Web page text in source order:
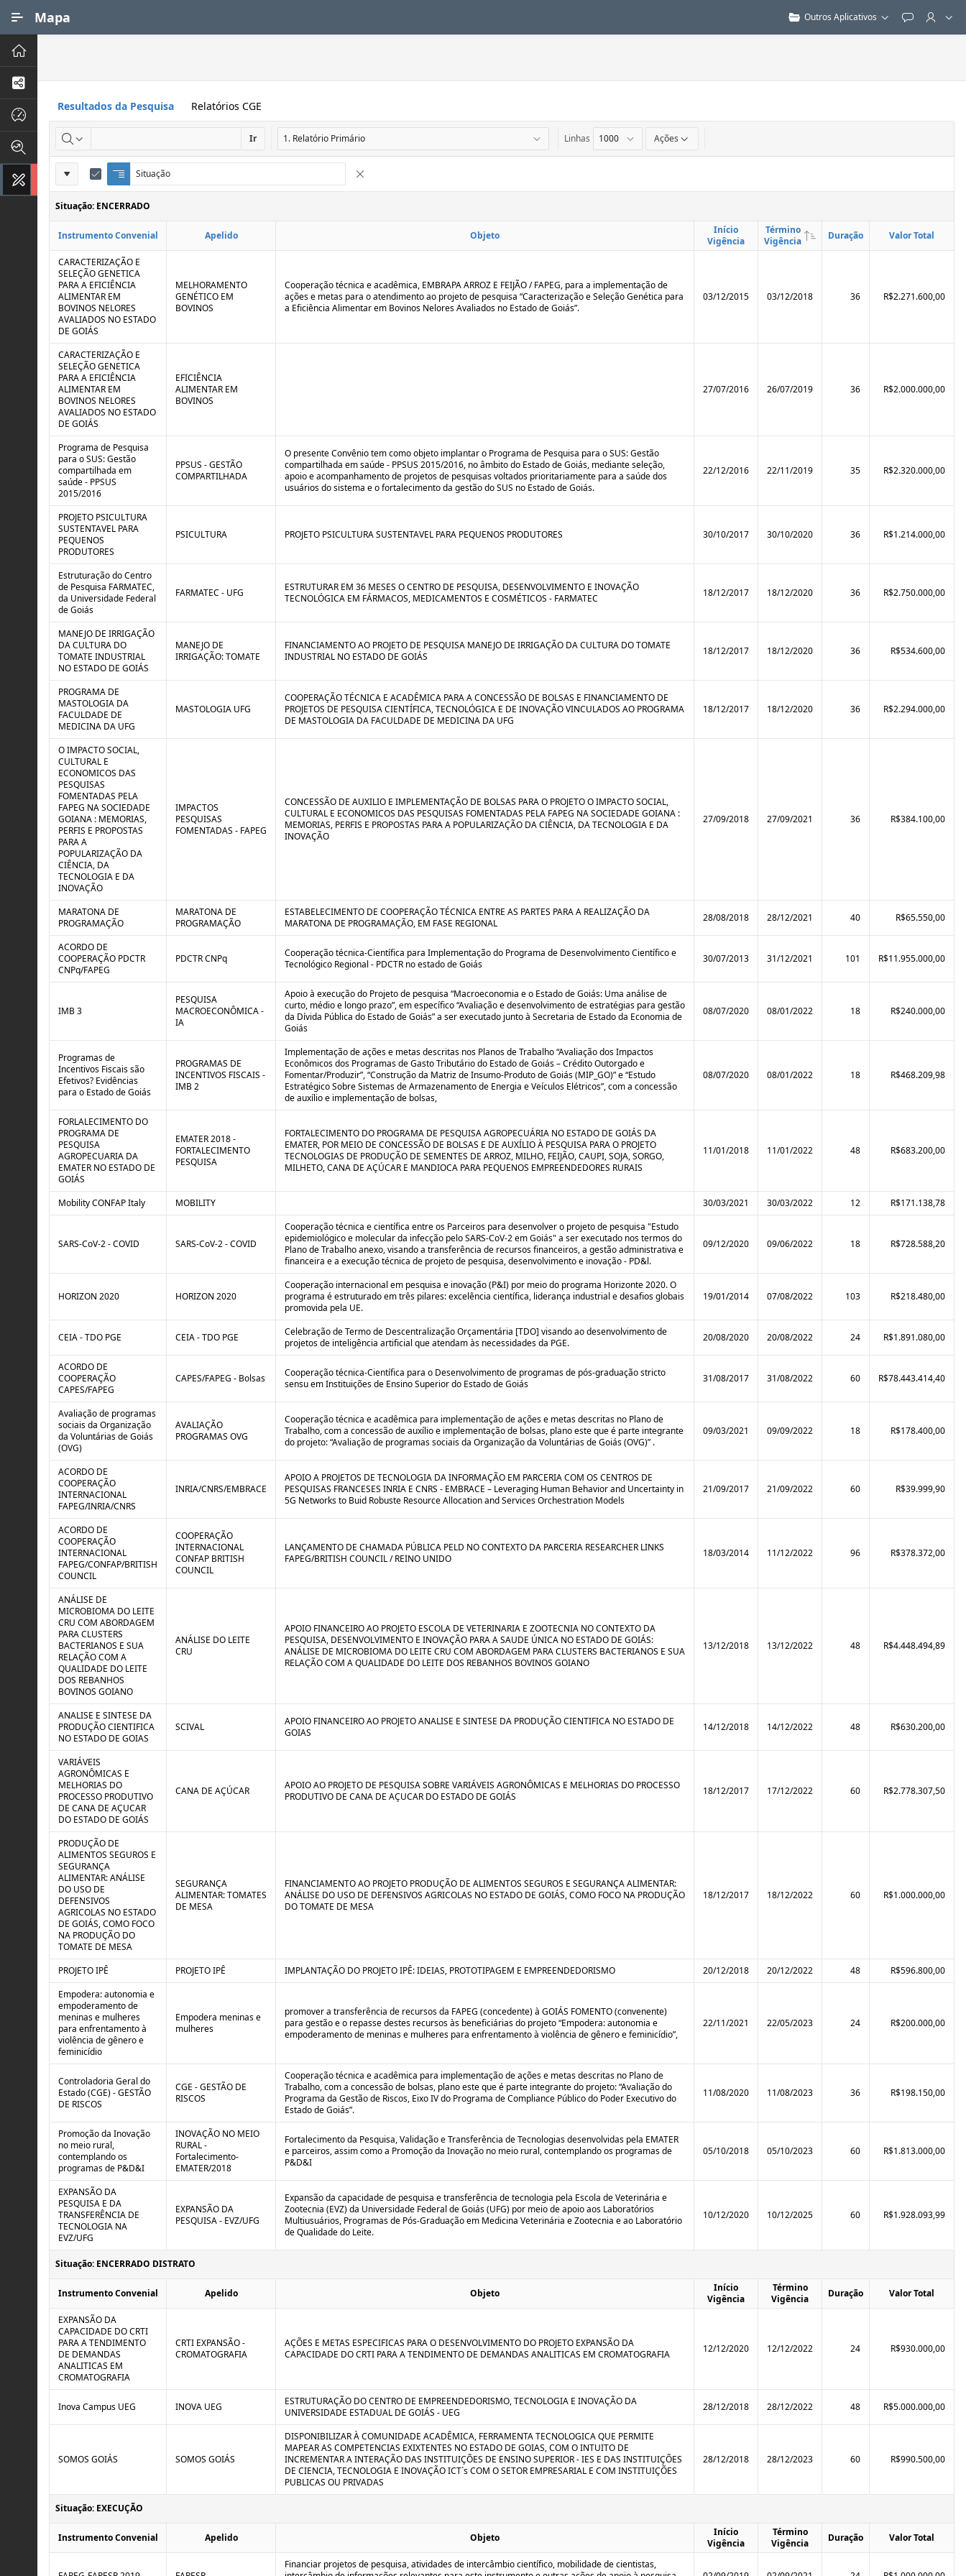
Mapa Outros Aplicativos Feedback
Processos de Negócios
Resultados da Pesquisa Relatórios CGE
Ir Linhas Ações
Definições
do
Relatório
Situação
Q
u
e
b
a
e
C
r
e
:
u
ã
o
E
d
i
t
r
o
n
l
e
a
Remover Interrupção de Controle
Situação: ENCERRADO
Instrumento Convenial Apelido Objeto
Início
Vigência
Término
Vigência
Duração Valor Total
CARACTERIZAÇÃO E
SELEÇÃO GENETICA
PARA A EFICIÊNCIA
ALIMENTAR EM
BOVINOS NELORES
AVALIADOS NO ESTADO
DE GOIÁS
MELHORAMENTO
GENÉTICO EM
BOVINOS
Cooperação técnica e acadêmica, EMBRAPA ARROZ E FEIJÃO / FAPEG, para a implementação de
ações e metas para o atendimento ao projeto de pesquisa “Caracterização e Seleção Genética para
a Eficiência Alimentar em Bovinos Nelores Avaliados no Estado de Goiás”.
03/12/2015 03/12/2018 36 R$2.271.600,00
CARACTERIZAÇÃO E
SELEÇÃO GENETICA
PARA A EFICIÊNCIA
ALIMENTAR EM
BOVINOS NELORES
AVALIADOS NO ESTADO
DE GOIÁS
EFICIÊNCIA
ALIMENTAR EM
BOVINOS
27/07/2016 26/07/2019 36 R$2.000.000,00
Programa de Pesquisa
para o SUS: Gestão
compartilhada em
saúde - PPSUS
2015/2016
PPSUS - GESTÃO
COMPARTILHADA
O presente Convênio tem como objeto implantar o Programa de Pesquisa para o SUS: Gestão
compartilhada em saúde - PPSUS 2015/2016, no âmbito do Estado de Goiás, mediante seleção,
apoio e acompanhamento de projetos de pesquisas voltados prioritariamente para a saúde dos
usuários do sistema e o fortalecimento da gestão do SUS no Estado de Goiás.
22/12/2016 22/11/2019 35 R$2.320.000,00
PROJETO PSICULTURA
SUSTENTAVEL PARA
PEQUENOS
PRODUTORES
PSICULTURA PROJETO PSICULTURA SUSTENTAVEL PARA PEQUENOS PRODUTORES 30/10/2017 30/10/2020 36 R$1.214.000,00
Estruturação do Centro
de Pesquisa FARMATEC,
da Universidade Federal
de Goiás
FARMATEC - UFG
ESTRUTURAR EM 36 MESES O CENTRO DE PESQUISA, DESENVOLVIMENTO E INOVAÇÃO
TECNOLÓGICA EM FÁRMACOS, MEDICAMENTOS E COSMÉTICOS - FARMATEC
18/12/2017 18/12/2020 36 R$2.750.000,00
MANEJO DE IRRIGAÇÃO
DA CULTURA DO
TOMATE INDUSTRIAL
NO ESTADO DE GOIÁS
MANEJO DE
IRRIGAÇÃO: TOMATE
FINANCIAMENTO AO PROJETO DE PESQUISA MANEJO DE IRRIGAÇÃO DA CULTURA DO TOMATE
INDUSTRIAL NO ESTADO DE GOIÁS
18/12/2017 18/12/2020 36 R$534.600,00
PROGRAMA DE
MASTOLOGIA DA
FACULDADE DE
MEDICINA DA UFG
MASTOLOGIA UFG
COOPERAÇÃO TÉCNICA E ACADÊMICA PARA A CONCESSÃO DE BOLSAS E FINANCIAMENTO DE
PROJETOS DE PESQUISA CIENTÍFICA, TECNOLÓGICA E DE INOVAÇÃO VINCULADOS AO PROGRAMA
DE MASTOLOGIA DA FACULDADE DE MEDICINA DA UFG
18/12/2017 18/12/2020 36 R$2.294.000,00
O IMPACTO SOCIAL,
CULTURAL E
ECONOMICOS DAS
PESQUISAS
FOMENTADAS PELA
FAPEG NA SOCIEDADE
GOIANA : MEMORIAS,
PERFIS E PROPOSTAS
PARA A
POPULARIZAÇÃO DA
CIÊNCIA, DA
TECNOLOGIA E DA
INOVAÇÃO
IMPACTOS
PESQUISAS
FOMENTADAS - FAPEG
CONCESSÃO DE AUXILIO E IMPLEMENTAÇÃO DE BOLSAS PARA O PROJETO O IMPACTO SOCIAL,
CULTURAL E ECONOMICOS DAS PESQUISAS FOMENTADAS PELA FAPEG NA SOCIEDADE GOIANA :
MEMORIAS, PERFIS E PROPOSTAS PARA A POPULARIZAÇÃO DA CIÊNCIA, DA TECNOLOGIA E DA
INOVAÇÃO
27/09/2018 27/09/2021 36 R$384.100,00
MARATONA DE
PROGRAMAÇÃO
MARATONA DE
PROGRAMAÇÃO
ESTABELECIMENTO DE COOPERAÇÃO TÉCNICA ENTRE AS PARTES PARA A REALIZAÇÃO DA
MARATONA DE PROGRAMAÇÃO, EM FASE REGIONAL
28/08/2018 28/12/2021 40 R$65.550,00
ACORDO DE
COOPERAÇÃO PDCTR
CNPq/FAPEG
PDCTR CNPq
Cooperação técnica-Científica para Implementação do Programa de Desenvolvimento Científico e
Tecnológico Regional - PDCTR no estado de Goiás
30/07/2013 31/12/2021 101 R$11.955.000,00
IMB 3
PESQUISA
MACROECONÔMICA -
IA
Apoio à execução do Projeto de pesquisa “Macroeconomia e o Estado de Goiás: Uma análise de
curto, médio e longo prazo”, em específico “Avaliação e desenvolvimento de estratégias para gestão
da Dívida Pública do Estado de Goiás” a ser executado junto à Secretaria de Estado da Economia de
Goiás
08/07/2020 08/01/2022 18 R$240.000,00
Programas de
Incentivos Fiscais são
Efetivos? Evidências
para o Estado de Goiás
PROGRAMAS DE
INCENTIVOS FISCAIS -
IMB 2
Implementação de ações e metas descritas nos Planos de Trabalho “Avaliação dos Impactos
Econômicos dos Programas de Gasto Tributário do Estado de Goiás – Crédito Outorgado e
Fomentar/Produzir”, “Construção da Matriz de Insumo-Produto de Goiás (MIP_GO)” e “Estudo
Estratégico Sobre Sistemas de Armazenamento de Energia e Veículos Elétricos”, com a concessão
de auxílio e implementação de bolsas,
08/07/2020 08/01/2022 18 R$468.209,98
FORLALECIMENTO DO
PROGRAMA DE
PESQUISA
AGROPECUARIA DA
EMATER NO ESTADO DE
GOIÁS
EMATER 2018 -
FORTALECIMENTO
PESQUISA
FORTALECIMENTO DO PROGRAMA DE PESQUISA AGROPECUÁRIA NO ESTADO DE GOIÁS DA
EMATER, POR MEIO DE CONCESSÃO DE BOLSAS E DE AUXÍLIO À PESQUISA PARA O PROJETO
TECNOLOGIAS DE PRODUÇÃO DE SEMENTES DE ARROZ, MILHO, FEIJÃO, CAUPI, SOJA, SORGO,
MILHETO, CANA DE AÇÚCAR E MANDIOCA PARA PEQUENOS EMPREENDEDORES RURAIS
11/01/2018 11/01/2022 48 R$683.200,00
Mobility CONFAP Italy MOBILITY 30/03/2021 30/03/2022 12 R$171.138,78
SARS-CoV-2 - COVID SARS-CoV-2 - COVID
Cooperação técnica e científica entre os Parceiros para desenvolver o projeto de pesquisa "Estudo
epidemiológico e molecular da infecção pelo SARS-CoV-2 em Goiás" a ser executado nos termos do
Plano de Trabalho anexo, visando a transferência de recursos financeiros, a gestão administrativa e
financeira e a execução técnica de projeto de pesquisa, desenvolvimento e inovação - PD&l.
09/12/2020 09/06/2022 18 R$728.588,20
HORIZON 2020 HORIZON 2020
Cooperação internacional em pesquisa e inovação (P&I) por meio do programa Horizonte 2020. O
programa é estruturado em três pilares: excelência científica, liderança industrial e desafios globais
promovida pela UE.
19/01/2014 07/08/2022 103 R$218.480,00
CEIA - TDO PGE CEIA - TDO PGE
Celebração de Termo de Descentralização Orçamentária [TDO] visando ao desenvolvimento de
projetos de inteligência artificial que atendam às necessidades da PGE.
20/08/2020 20/08/2022 24 R$1.891.080,00
ACORDO DE
COOPERAÇÃO
CAPES/FAPEG
CAPES/FAPEG - Bolsas
Cooperação técnica-Científica para o Desenvolvimento de programas de pós-graduação stricto
sensu em Instituições de Ensino Superior do Estado de Goiás
31/08/2017 31/08/2022 60 R$78.443.414,40
Avaliação de programas
sociais da Organização
da Voluntárias de Goiás
(OVG)
AVALIAÇÃO
PROGRAMAS OVG
Cooperação técnica e acadêmica para implementação de ações e metas descritas no Plano de
Trabalho, com a concessão de auxílio e implementação de bolsas, plano este que é parte integrante
do projeto: “Avaliação de programas sociais da Organização da Voluntárias de Goiás (OVG)” .
09/03/2021 09/09/2022 18 R$178.400,00
ACORDO DE
COOPERAÇÃO
INTERNACIONAL
FAPEG/INRIA/CNRS
INRIA/CNRS/EMBRACE
APOIO A PROJETOS DE TECNOLOGIA DA INFORMAÇÃO EM PARCERIA COM OS CENTROS DE
PESQUISAS FRANCESES INRIA E CNRS - EMBRACE – Leveraging Human Behavior and Uncertainty in
5G Networks to Buid Robuste Resource Allocation and Services Orchestration Models
21/09/2017 21/09/2022 60 R$39.999,90
ACORDO DE
COOPERAÇÃO
INTERNACIONAL
FAPEG/CONFAP/BRITISH
COUNCIL
COOPERAÇÃO
INTERNACIONAL
CONFAP BRITISH
COUNCIL
LANÇAMENTO DE CHAMADA PÚBLICA PELD NO CONTEXTO DA PARCERIA RESEARCHER LINKS
FAPEG/BRITISH COUNCIL / REINO UNIDO
18/03/2014 11/12/2022 96 R$378.372,00
ANÁLISE DE
MICROBIOMA DO LEITE
CRU COM ABORDAGEM
PARA CLUSTERS
BACTERIANOS E SUA
RELAÇÃO COM A
QUALIDADE DO LEITE
DOS REBANHOS
BOVINOS GOIANO
ANÁLISE DO LEITE
CRU
APOIO FINANCEIRO AO PROJETO ESCOLA DE VETERINARIA E ZOOTECNIA NO CONTEXTO DA
PESQUISA, DESENVOLVIMENTO E INOVAÇÃO PARA A SAUDE ÚNICA NO ESTADO DE GOIÁS:
ANÁLISE DE MICROBIOMA DO LEITE CRU COM ABORDAGEM PARA CLUSTERS BACTERIANOS E SUA
RELAÇÃO COM A QUALIDADE DO LEITE DOS REBANHOS BOVINOS GOIANO
13/12/2018 13/12/2022 48 R$4.448.494,89
ANALISE E SINTESE DA
PRODUÇÃO CIENTIFICA
NO ESTADO DE GOIAS
SCIVAL
APOIO FINANCEIRO AO PROJETO ANALISE E SINTESE DA PRODUÇÃO CIENTIFICA NO ESTADO DE
GOIAS
14/12/2018 14/12/2022 48 R$630.200,00
VARIÁVEIS
AGRONÔMICAS E
MELHORIAS DO
PROCESSO PRODUTIVO
DE CANA DE AÇUCAR
DO ESTADO DE GOIÁS
CANA DE AÇÚCAR
APOIO AO PROJETO DE PESQUISA SOBRE VARIÁVEIS AGRONÔMICAS E MELHORIAS DO PROCESSO
PRODUTIVO DE CANA DE AÇUCAR DO ESTADO DE GOIÁS
18/12/2017 17/12/2022 60 R$2.778.307,50
PRODUÇÃO DE
ALIMENTOS SEGUROS E
SEGURANÇA
ALIMENTAR: ANÁLISE
DO USO DE
DEFENSIVOS
AGRICOLAS NO ESTADO
DE GOIÁS, COMO FOCO
NA PRODUÇÃO DO
TOMATE DE MESA
SEGURANÇA
ALIMENTAR: TOMATES
DE MESA
FINANCIAMENTO AO PROJETO PRODUÇÃO DE ALIMENTOS SEGUROS E SEGURANÇA ALIMENTAR:
ANÁLISE DO USO DE DEFENSIVOS AGRICOLAS NO ESTADO DE GOIÁS, COMO FOCO NA PRODUÇÃO
DO TOMATE DE MESA
18/12/2017 18/12/2022 60 R$1.000.000,00
PROJETO IPÊ PROJETO IPÊ IMPLANTAÇÃO DO PROJETO IPÊ: IDEIAS, PROTOTIPAGEM E EMPREENDEDORISMO 20/12/2018 20/12/2022 48
R$596.800,00
Empodera: autonomia e
empoderamento de
meninas e mulheres
para enfrentamento à
violência de gênero e
feminicídio
Empodera meninas e
mulheres
promover a transferência de recursos da FAPEG (concedente) à GOIÁS FOMENTO (convenente)
para gestão e o repasse destes recursos às beneficiárias do projeto “Empodera: autonomia e
empoderamento de meninas e mulheres para enfrentamento à violência de gênero e feminicídio”,
22/11/2021 22/05/2023 24 R$200.000,00
Controladoria Geral do
Estado (CGE) - GESTÃO
DE RISCOS
CGE - GESTÃO DE
RISCOS
Cooperação técnica e acadêmica para implementação de ações e metas descritas no Plano de
Trabalho, com a concessão de bolsas, plano este que é parte integrante do projeto: “Avaliação do
Programa da Gestão de Riscos, Eixo IV do Programa de Compliance Público do Poder Executivo do
Estado de Goiás”.
11/08/2020 11/08/2023 36 R$198.150,00
Promoção da Inovação
no meio rural,
contemplando os
programas de P&D&I
INOVAÇÃO NO MEIO
RURAL -
Fortalecimento-
EMATER/2018
Fortalecimento da Pesquisa, Validação e Transferência de Tecnologias desenvolvidas pela EMATER
e parceiros, assim como a Promoção da Inovação no meio rural, contemplando os programas de
P&D&I
05/10/2018 05/10/2023 60 R$1.813.000,00
EXPANSÃO DA
PESQUISA E DA
TRANSFERÊNCIA DE
TECNOLOGIA NA
EVZ/UFG
EXPANSÃO DA
PESQUISA - EVZ/UFG
Expansão da capacidade de pesquisa e transferência de tecnologia pela Escola de Veterinária e
Zootecnia (EVZ) da Universidade Federal de Goiás (UFG) por meio de apoio aos Laboratórios
Multiusuários, Programas de Pós-Graduação em Medicina Veterinária e Zootecnia e ao Laboratório
de Qualidade do Leite.
10/12/2020 10/12/2025 60 R$1.928.093,99
Situação: ENCERRADO DISTRATO
Instrumento Convenial Apelido Objeto
Início
Vigência
Término
Vigência
Duração Valor Total
EXPANSÃO DA
CAPACIDADE DO CRTI
PARA A TENDIMENTO
DE DEMANDAS
ANALITICAS EM
CROMATOGRAFIA
CRTI EXPANSÃO -
CROMATOGRAFIA
AÇÕES E METAS ESPECIFICAS PARA O DESENVOLVIMENTO DO PROJETO EXPANSÃO DA
CAPACIDADE DO CRTI PARA A TENDIMENTO DE DEMANDAS ANALITICAS EM CROMATOGRAFIA
12/12/2020 12/12/2022 24 R$930.000,00
Inova Campus UEG INOVA UEG
ESTRUTURAÇÃO DO CENTRO DE EMPREENDEDORISMO, TECNOLOGIA E INOVAÇÃO DA
UNIVERSIDADE ESTADUAL DE GOIÁS - UEG
28/12/2018 28/12/2022 48 R$5.000.000,00
SOMOS GOIÁS SOMOS GOIÁS
DISPONIBILIZAR À COMUNIDADE ACADÊMICA, FERRAMENTA TECNOLOGICA QUE PERMITE
MAPEAR AS COMPETENCIAS EXIXTENTES NO ESTADO DE GOIAS, COM O INTUITO DE
INCREMENTAR A INTERAÇÃO DAS INSTITUIÇÕES DE ENSINO SUPERIOR - IES E DAS INSTITUIÇÕES
DE CIENCIA, TECNOLOGIA E INOVAÇÃO ICT`s COM O SETOR EMPRESARIAL E COM INSTITUIÇÕES
PUBLICAS OU PRIVADAS
28/12/2018 28/12/2023 60 R$990.500,00
Situação: EXECUÇÃO
Instrumento Convenial Apelido Objeto
Início
Vigência
Término
Vigência
Duração Valor Total
Financiar projetos de pesquisa, atividades de intercâmbio científico, mobilidade de cientistas,